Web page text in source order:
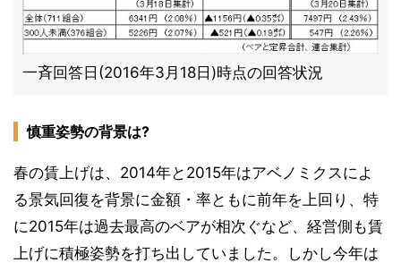
一斉回答日(2016年3月18日)時点の回答状況
慎重姿勢の背景は?
春の賃上げは、2014年と2015年はアベノミクスによ
る景気回復を背景に金額・率ともに前年を上回り、特
に2015年は過去最高のベアが相次ぐなど、経営側も賃
上げに積極姿勢を打ち出していました。しかし今年は